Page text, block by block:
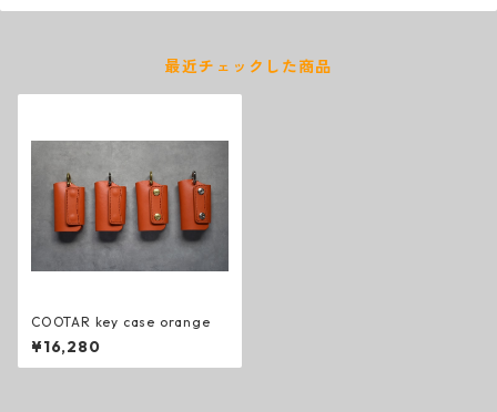
最近チェックした商品
COOTAR key case orange
¥16,280